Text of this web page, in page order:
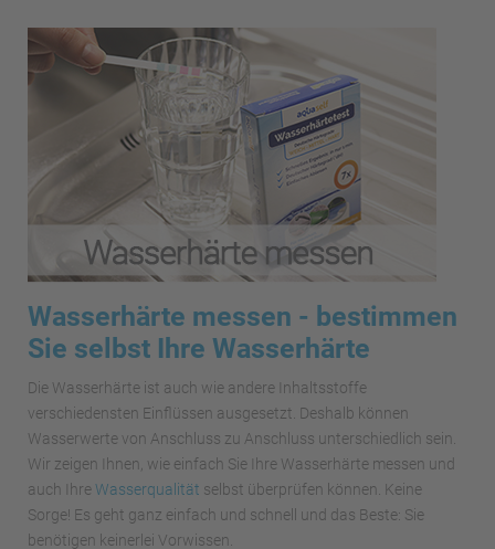
Wasserhärte messen - bestimmen
Sie selbst Ihre Wasserhärte
Die Wasserhärte ist auch wie andere Inhaltsstoffe
verschiedensten Einflüssen ausgesetzt. Deshalb können
Wasserwerte von Anschluss zu Anschluss unterschiedlich sein.
Wir zeigen Ihnen, wie einfach Sie Ihre Wasserhärte messen und
auch IhreWasserqualität selbst überprüfen können. Keine
Sorge! Es geht ganz einfach und schnell und das Beste: Sie
benötigen keinerlei Vorwissen.